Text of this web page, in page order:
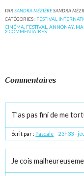
PARSANDRA MÉZIÈRESANDRA
CATÉGORIES : FESTIVAL
CINÉMA FESTIVAL ,ANNONAY,
2 COMMENTAIRES
Commentaires
T'as pas fini de me
Écrit par : Pascale 23h33-
Je cois